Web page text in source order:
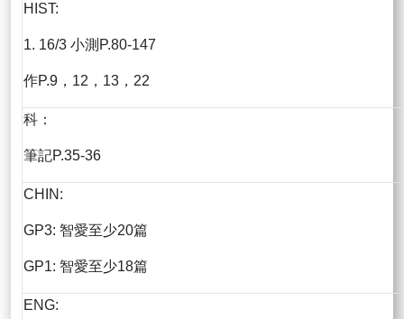
HIST:
1. 16/3 小測P.80-147
作P.9，12，13，22
科：
筆記P.35-36
CHIN:
GP3: 智愛至少20篇
GP1: 智愛至少18篇
ENG: